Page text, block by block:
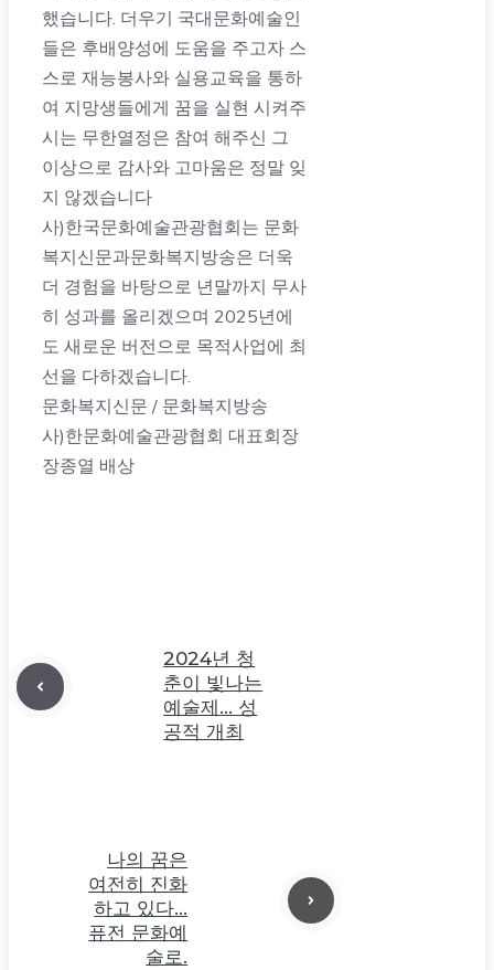
했습니다. 더우기 국대문화예술인
들은 후배양성에 도움을 주고자 스
스로 재능봉사와 실용교육을 통하
여 지망생들에게 꿈을 실현 시켜주
시는 무한열정은 참여 해주신 그
이상으로 감사와 고마움은 정말 잊
지 않겠습니다
사)한국문화예술관광협회는 문화
복지신문과문화복지방송은 더욱
더 경험을 바탕으로 년말까지 무사
히 성과를 올리겠으며 2025년에
도 새로운 버전으로 목적사업에 최
선을 다하겠습니다.
문화복지신문 / 문화복지방송
사)한문화예술관광협회 대표회장
장종열 배상
2024년 청
춘이 빛나는
예술제… 성
공적 개최
나의 꿈은
여전히 진화
하고 있다…
퓨전 문화예
술로.